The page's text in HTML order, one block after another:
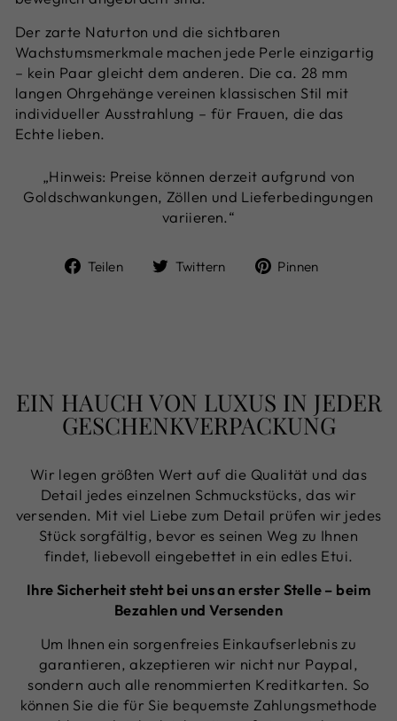
Der zarte Naturton und die sichtbaren
Wachstumsmerkmale machen jede Perle einzigartig
– kein Paar gleicht dem anderen. Die ca. 28 mm
langen Ohrgehänge vereinen klassischen Stil mit
individueller Ausstrahlung – für Frauen, die das
Echte lieben.
„Hinweis: Preise können derzeit aufgrund von
Goldschwankungen, Zöllen und Lieferbedingungen
variieren.“
Teilen
Auf
Twittern
Auf
Pinnen
EIN HAUCH VON LUXUS IN JEDER
GESCHENKVERPACKUNG
Wir legen größten Wert auf die Qualität und das
Detail jedes einzelnen Schmuckstücks, das wir
versenden. Mit viel Liebe zum Detail prüfen wir jedes
Stück sorgfältig, bevor es seinen Weg zu Ihnen
findet, liebevoll eingebettet in ein edles Etui.
Ihre Sicherheit steht bei uns an erster Stelle – beim
Bezahlen und Versenden
Um Ihnen ein sorgenfreies Einkaufserlebnis zu
garantieren, akzeptieren wir nicht nur Paypal,
sondern auch alle renommierten Kreditkarten. So
können Sie die für Sie bequemste Zahlungsmethode